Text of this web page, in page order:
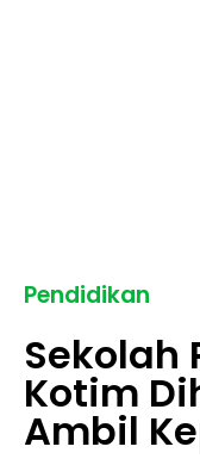
Pendidikan
Sekolah
Kotim
Ambil